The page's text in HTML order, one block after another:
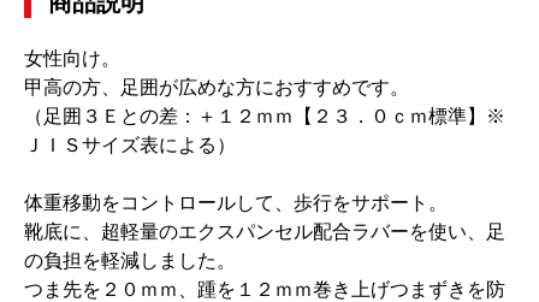
女性向け。
甲高の方、足囲が広めな方におすすめです。
（足囲３Ｅとの差：＋１２ｍｍ【２３．０ｃｍ標準】※
ＪＩＳサイズ表による）
体重移動をコントロールして、歩行をサポート。
靴底に、超軽量のエクスパンセル配合ラバーを使い、足
の負担を軽減しました。
つま先を２０ｍｍ、踵を１２ｍｍ巻き上げつまずきを防